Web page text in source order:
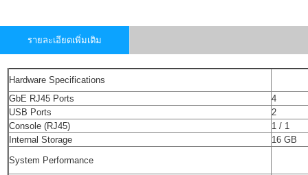
รายละเอียดเพิ่มเติม
Hardware Specifications
GbE RJ45 Ports
4
USB Ports
2
Console (RJ45)
1 / 1
Internal Storage
16 GB
System Performance